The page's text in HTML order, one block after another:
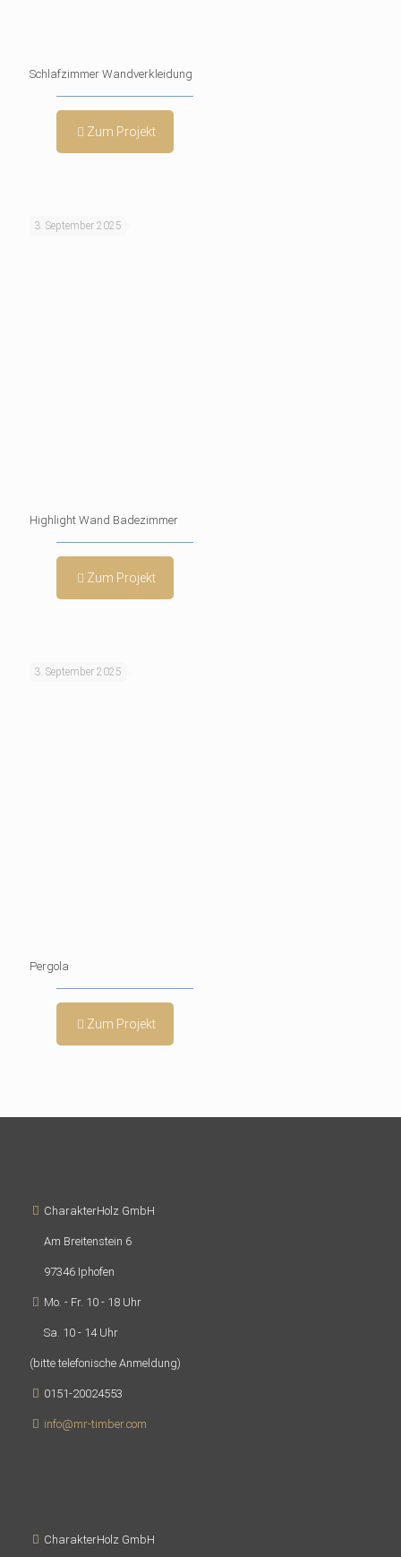
Schlafzimmer Wandverkleidung
Zum Projekt
3. September 2025
Highlight Wand Badezimmer
Zum Projekt
3. September 2025
Pergola
Zum Projekt
CharakterHolz GmbH
Am Breitenstein 6
97346 Iphofen
Mo. - Fr. 10 - 18 Uhr
Sa. 10 - 14 Uhr
(bitte telefonische Anmeldung)
0151-20024553
info@mr-timber.com
CharakterHolz GmbH